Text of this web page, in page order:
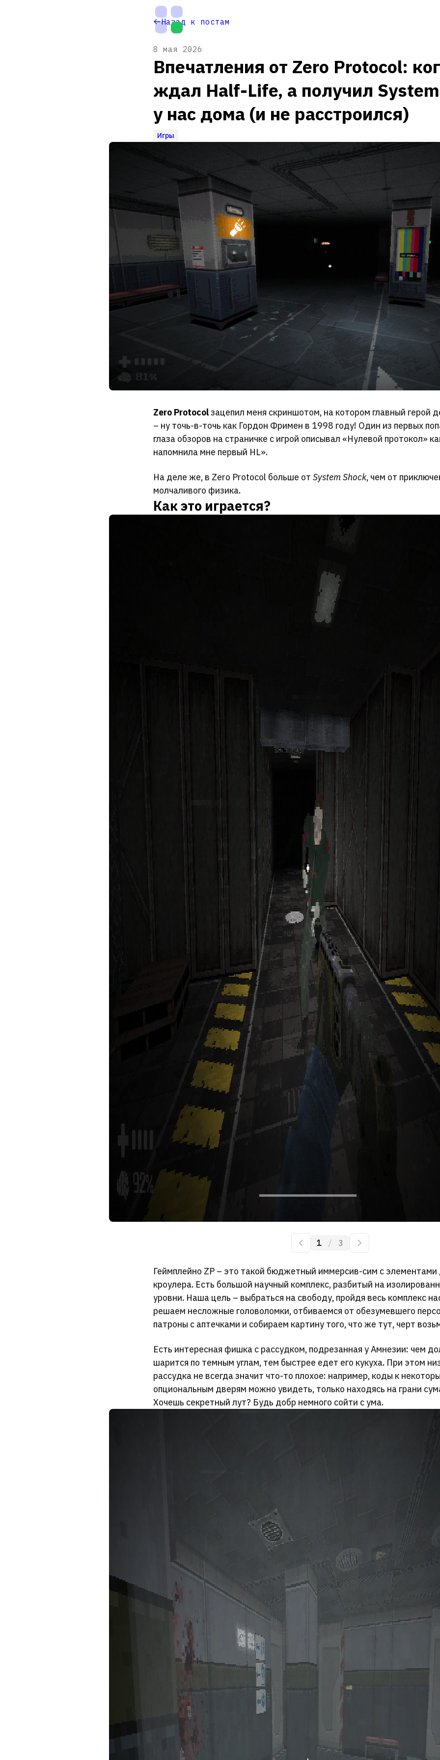
На
главную
Назад к постам
8 мая 2026
Впечатления от Zero Protocol:
ждал Half-Life, а получил
у нас дома (и не расстроился)
Игры
Zero Protocolзацепил меня скриншотом, на котором главный герой
– ну точь-в-точь как Гордон Фримен в 1998 году! Один из первых
глаза обзоров на страничке с игрой описывал «Нулевой протокол»
напомнила мне первый HL».
На деле же, в Zero Protocol больше от System Shock, чем от
молчаливого физика.
Как это играется?
Назад
1 / 3
Вперед
Геймплейно ZP – это такой бюджетный иммерсив-сим с
кроулера. Есть большой научный комплекс, разбитый на
уровни. Наша цель – выбраться на свободу, пройдя весь комплекс
решаем несложные головоломки, отбиваемся от обезумевшего
патроны с аптечками и собираем картину того, что же тут, черт
Есть интересная фишка с рассудком, подрезанная у Амнезии: чем
шарится по темным углам, тем быстрее едет его кукуха. При этом
рассудка не всегда значит что-то плохое: например, коды к
опциональным дверям можно увидеть, только находясь на грани
Хочешь секретный лут? Будь добр немного сойти с ума.